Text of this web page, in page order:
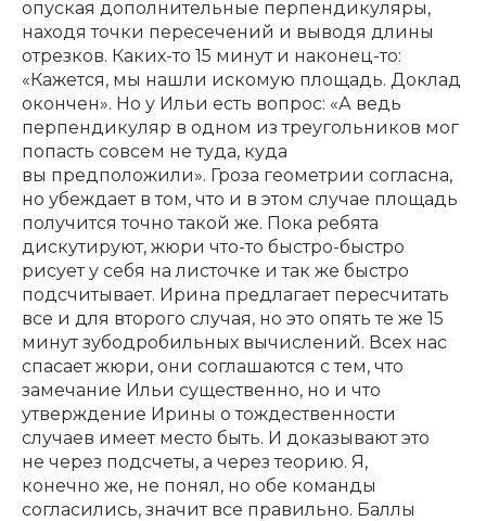
опуская дополнительные перпендикуляры,
находя точки пересечений и выводя длины
отрезков. Каких-то 15 минут и наконец-то:
«Кажется, мы нашли искомую площадь. Доклад
окончен». Но у Ильи есть вопрос: «А ведь
перпендикуляр в одном из треугольников мог
попасть совсем не туда, куда
вы предположили». Гроза геометрии согласна,
но убеждает в том, что и в этом случае площадь
получится точно такой же. Пока ребята
дискутируют, жюри что-то быстро-быстро
рисует у себя на листочке и так же быстро
подсчитывает. Ирина предлагает пересчитать
все и для второго случая, но это опять те же 15
минут зубодробильных вычислений. Всех нас
спасает жюри, они соглашаются с тем, что
замечание Ильи существенно, но и что
утверждение Ирины о тождественности
случаев имеет место быть. И доказывают это
не через подсчеты, а через теорию. Я,
конечно же, не понял, но обе команды
согласились, значит все правильно. Баллы